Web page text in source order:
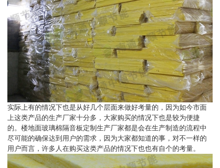
实际上有的情况下也是从好几个层面来做好考量的，因为如今市面
上这类产品的生产厂家十分多，大家购买的情况下也是较为便捷
的。楼地面玻璃棉隔音板定制生产厂家都是会在生产制造的流程中
尽可能的确保达到用户的需求，因为大家都知道的事，对不一样的
用户而言，许多人在购买这类产品的情况下也也有自个的考量。